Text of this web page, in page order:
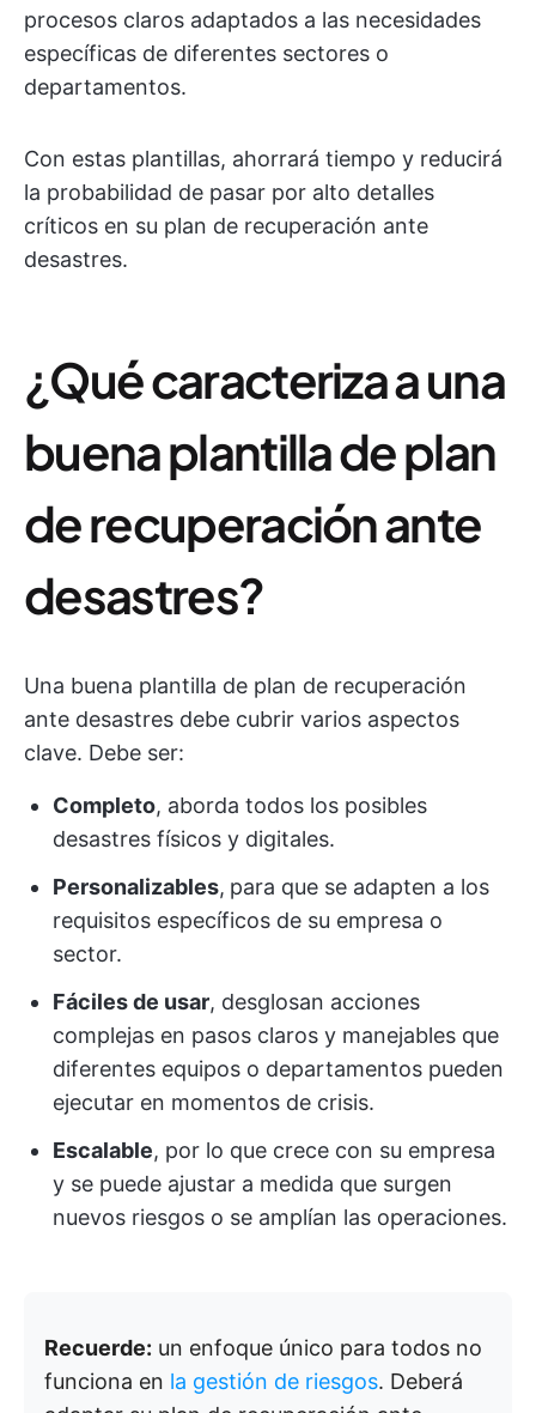
procesos claros adaptados a las necesidades
específicas de diferentes sectores o
departamentos.
Con estas plantillas, ahorrará tiempo y reducirá
la probabilidad de pasar por alto detalles
críticos en su plan de recuperación ante
desastres.
¿Qué caracteriza a una
buena plantilla de plan
de recuperación ante
desastres?
Una buena plantilla de plan de recuperación
ante desastres debe cubrir varios aspectos
clave. Debe ser:
Completo, aborda todos los posibles
desastres físicos y digitales.
Personalizables, para que se adapten a los
requisitos específicos de su empresa o
sector.
Fáciles de usar, desglosan acciones
complejas en pasos claros y manejables que
diferentes equipos o departamentos pueden
ejecutar en momentos de crisis.
Escalable, por lo que crece con su empresa
y se puede ajustar a medida que surgen
nuevos riesgos o se amplían las operaciones.
Recuerde: un enfoque único para todos no
funciona en la gestión de riesgos. Deberá